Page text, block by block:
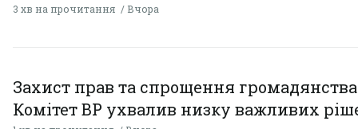
3 хв на прочитання Вчора
Захист прав та спрощення
Комітет ВР ухвалив низку важливих